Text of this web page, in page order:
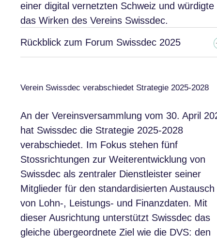
einer digital vernetzten Schweiz und würdigte
das Wirken des Vereins Swissdec.
Rückblick zum Forum Swissdec 2025
Verein Swissdec verabschiedet Strategie 2025-2028
An der Vereinsversammlung vom 30. April
hat Swissdec die Strategie 2025-2028
verabschiedet. Im Fokus stehen fünf
Stossrichtungen zur Weiterentwicklung von
Swissdec als zentraler Dienstleister seiner
Mitglieder für den standardisierten Austausch
von Lohn-, Leistungs- und Finanzdaten. Mit
dieser Ausrichtung unterstützt Swissdec das
gleiche übergeordnete Ziel wie die DVS: den